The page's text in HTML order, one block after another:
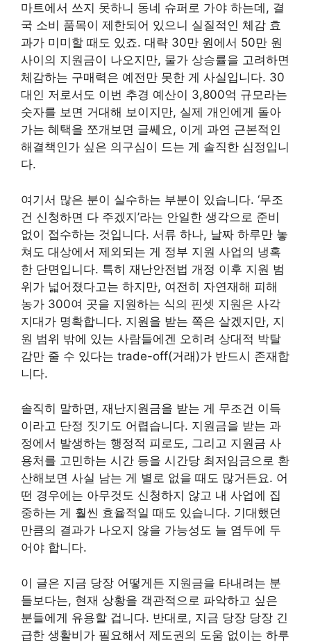
마트에서 쓰지 못하니 동네 슈퍼로 가야 하는데, 결
국 소비 품목이 제한되어 있으니 실질적인 체감 효
과가 미미할 때도 있죠. 대략 30만 원에서 50만 원
사이의 지원금이 나오지만, 물가 상승률을 고려하면
체감하는 구매력은 예전만 못한 게 사실입니다. 30
대인 저로서도 이번 추경 예산이 3,800억 규모라는
숫자를 보면 거대해 보이지만, 실제 개인에게 돌아
가는 혜택을 쪼개보면 글쎄요, 이게 과연 근본적인
해결책인가 싶은 의구심이 드는 게 솔직한 심정입니
다.
여기서 많은 분이 실수하는 부분이 있습니다. ‘무조
건 신청하면 다 주겠지’라는 안일한 생각으로 준비
없이 접수하는 것입니다. 서류 하나, 날짜 하루만 놓
쳐도 대상에서 제외되는 게 정부 지원 사업의 냉혹
한 단면입니다. 특히 재난안전법 개정 이후 지원 범
위가 넓어졌다고는 하지만, 여전히 자연재해 피해
농가 300여 곳을 지원하는 식의 핀셋 지원은 사각
지대가 명확합니다. 지원을 받는 쪽은 살겠지만, 지
원 범위 밖에 있는 사람들에겐 오히려 상대적 박탈
감만 줄 수 있다는 trade-off(거래)가 반드시 존재합
니다.
솔직히 말하면, 재난지원금을 받는 게 무조건 이득
이라고 단정 짓기도 어렵습니다. 지원금을 받는 과
정에서 발생하는 행정적 피로도, 그리고 지원금 사
용처를 고민하는 시간 등을 시간당 최저임금으로 환
산해보면 사실 남는 게 별로 없을 때도 많거든요. 어
떤 경우에는 아무것도 신청하지 않고 내 사업에 집
중하는 게 훨씬 효율적일 때도 있습니다. 기대했던
만큼의 결과가 나오지 않을 가능성도 늘 염두에 두
어야 합니다.
이 글은 지금 당장 어떻게든 지원금을 타내려는 분
들보다는, 현재 상황을 객관적으로 파악하고 싶은
분들에게 유용할 겁니다. 반대로, 지금 당장 당장 긴
급한 생활비가 필요해서 제도권의 도움 없이는 하루